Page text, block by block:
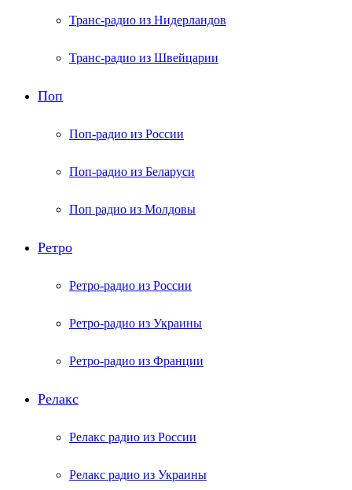
Транс-радио из Нидерландов
Транс-радио из Швейцарии
Поп
Поп-радио из России
Поп-радио из Беларуси
Поп радио из Молдовы
Ретро
Ретро-радио из России
Ретро-радио из Украины
Ретро-радио из Франции
Релакс
Релакс радио из России
Релакс радио из Украины